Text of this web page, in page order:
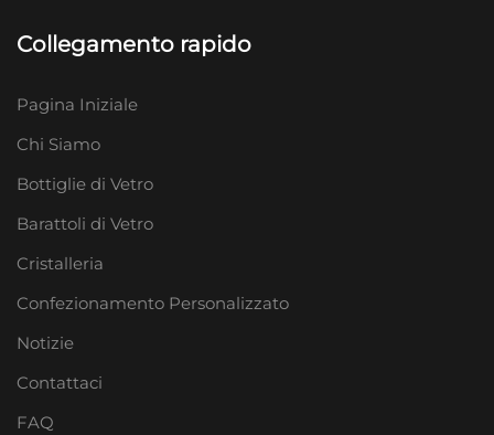
Collegamento rapido
Pagina Iniziale
Chi Siamo
Bottiglie di Vetro
Barattoli di Vetro
Cristalleria
Confezionamento Personalizzato
Notizie
Contattaci
FAQ